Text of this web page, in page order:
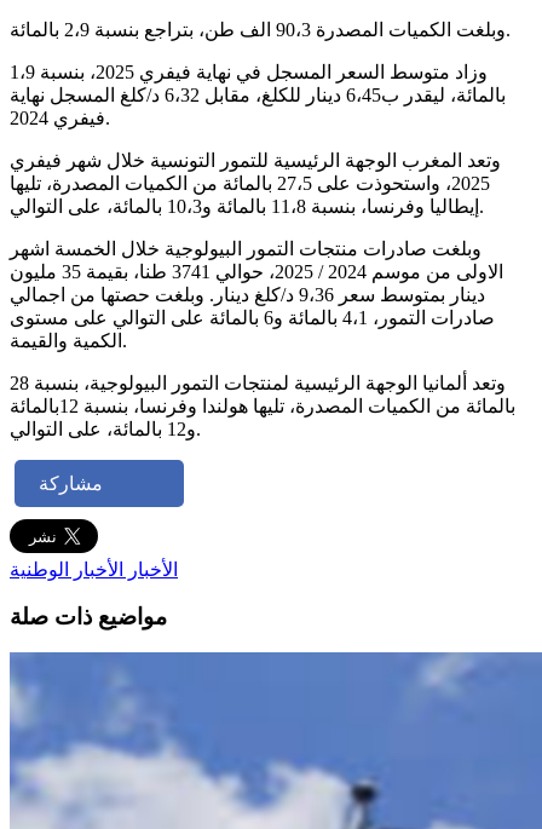
وبلغت الكميات المصدرة 90،3 الف طن، بتراجع بنسبة 2،9 بالمائة.
وزاد متوسط ​​السعر المسجل في نهاية فيفري 2025، بنسبة 1،9
بالمائة، ليقدر ب6،45 دينار للكلغ، مقابل 6،32 د/كلغ المسجل نهاية
فيفري 2024.
وتعد المغرب الوجهة الرئيسية للتمور التونسية خلال شهر فيفري
2025، واستحوذت على 27،5 بالمائة من الكميات المصدرة، تليها
إيطاليا وفرنسا، بنسبة 11،8 بالمائة و10،3 بالمائة، على التوالي.
وبلغت صادرات منتجات التمور البيولوجية خلال الخمسة اشهر
الاولى من موسم 2024 / 2025، حوالي 3741 طنا، بقيمة 35 مليون
دينار بمتوسط ​​سعر 9،36 د/كلغ دينار. وبلغت حصتها من اجمالي
صادرات التمور، 4،1 بالمائة و6 بالمائة على التوالي على مستوى
الكمية والقيمة.
وتعد ألمانيا الوجهة الرئيسية لمنتجات التمور البيولوجية، بنسبة 28
بالمائة من الكميات المصدرة، تليها هولندا وفرنسا، بنسبة 12بالمائة
و12 بالمائة، على التوالي.
مشاركة
الأخبار الأخبار الوطنية
مواضيع ذات صلة